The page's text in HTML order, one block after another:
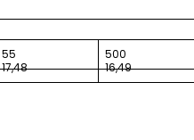
55 500
17,48 16,49